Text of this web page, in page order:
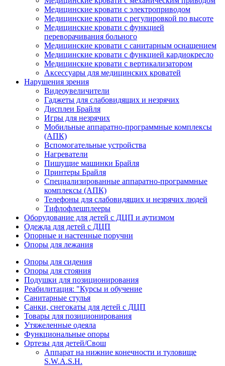
Медицинские кровати с электроприводом
Медицинские кровати с регулировкой по высоте
Медицинские кровати с функцией
переворачивания больного
Медицинские кровати с санитарным оснащением
Медицинские кровати с функцией кардиокресло
Медицинские кровати с вертикализатором
Аксессуары для медицинских кроватей
Нарушения зрения
Видеоувеличители
Гаджеты для слабовидящих и незрячих
Дисплеи Брайля
Игры для незрячих
Мобильные аппаратно-программные комплексы
(АПК)
Вспомогательные устройства
Нагреватели
Пишущие машинки Брайля
Принтеры Брайля
Специализированные аппаратно-программные
комплексы (АПК)
Телефоны для слабовидящих и незрячих людей
Тифлофлешплееры
Оборудование для детей с ДЦП и аутизмом
Одежда для детей с ДЦП
Опорные и настенные поручни
Опоры для лежания
Опоры для сидения
Опоры для стояния
Подушки для позиционирования
Реабилитация: "Курсы и обучение
Санитарные стулья
Санки, снегокаты для детей с ДЦП
Товары для позиционирования
Утяжеленные одеяла
Функциональные опоры
Ортезы для детей/Свош
Аппарат на нижние конечности и туловище
S.W.A.S.H.